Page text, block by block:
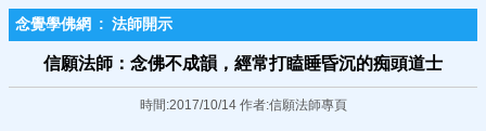
念覺學佛網 : 法師開示
信願法師：念佛不成韻，經常打瞌睡昏沉的痴頭道士
時間:2017/10/14 作者:信願法師專頁